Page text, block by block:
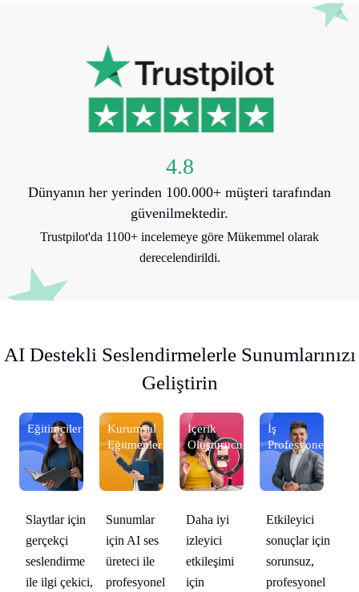
4.8
Dünyanın her yerinden 100.000+ müşteri tarafından
güvenilmektedir.
Trustpilot'da 1100+ incelemeye göre Mükemmel olarak
derecelendirildi.
AI Destekli Seslendirmelerle Sunumlarınızı
Geliştirin
Eğitimciler
Slaytlar için
gerçekçi
seslendirme
ile ilgi çekici,
Kurumsal
Eğitmenler
Sunumlar
için AI ses
üreteci ile
profesyonel
İçerik
Oluşturucular
Daha iyi
izleyici
etkileşimi
için
İş
Profesyonelleri
Etkileyici
sonuçlar için
sorunsuz,
profesyonel